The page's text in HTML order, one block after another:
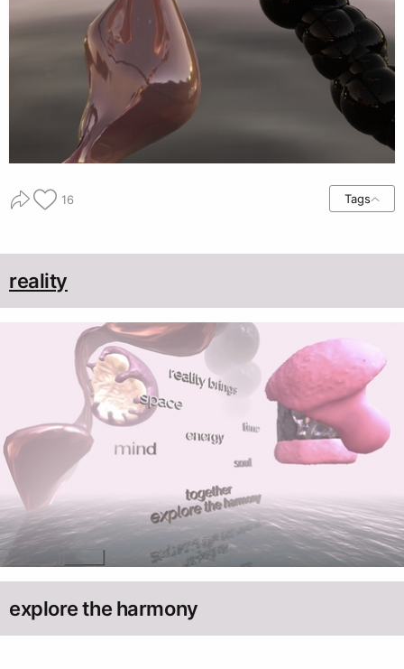
16 Tags
reality
explore the harmony